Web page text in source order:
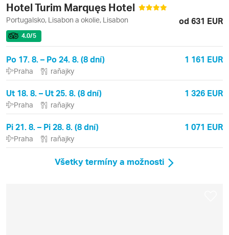
Hotel Turim Marquęs Hotel
Portugalsko, Lisabon a okolie, Lisabon od 631 EUR
4.0/5
Po 17. 8. – Po 24. 8. (8 dní) 1 161 EUR
Praha raňajky
Ut 18. 8. – Ut 25. 8. (8 dní) 1 326 EUR
Praha raňajky
Pi 21. 8. – Pi 28. 8. (8 dní) 1 071 EUR
Praha raňajky
Všetky termíny a možnosti